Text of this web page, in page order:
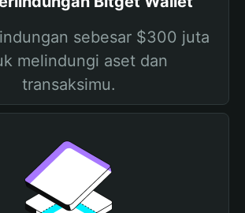
sebesar $300 juta
melindungi aset dan
transaksimu.